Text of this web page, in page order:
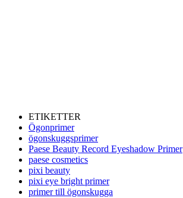
ETIKETTER
Ögonprimer
ögonskuggsprimer
Paese Beauty Record Eyeshadow Primer
paese cosmetics
pixi beauty
pixi eye bright primer
primer till ögonskugga